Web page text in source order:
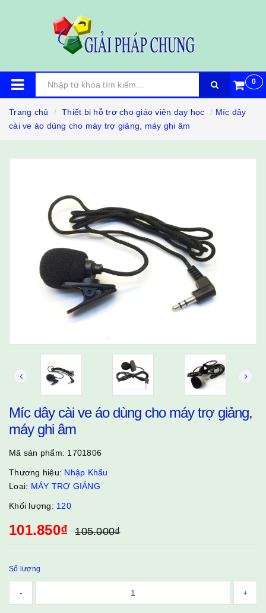
0
Trang chủ Thiết bị hỗ trợ cho giáo viên dạy học
Míc dây
cài ve áo dùng cho máy trợ giảng, máy ghi âm
Míc dây cài ve áo dùng cho máy trợ giảng,
máy ghi âm
Mã sản phẩm: 1701806
Thương hiệu: Nhập Khẩu
Loại: MÁY TRỢ GIẢNG
Khối lượng: 120
101.850₫ 105.000₫
Số lượng
- +